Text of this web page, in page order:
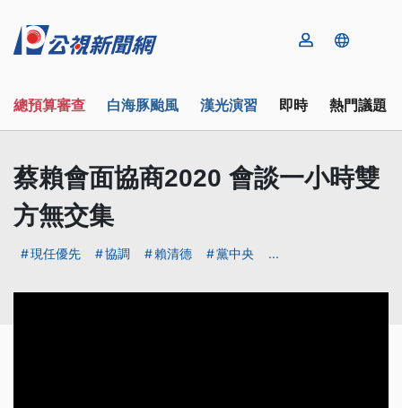
總預算審查 白海豚颱風 漢光演習 即時 熱門議題
蔡賴會面協商2020 會談一小時雙
方無交集
現任優先 協調 賴清德 黨中央 ...